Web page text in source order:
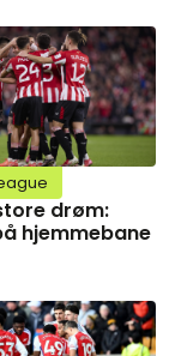
drøm:
hjemmebane